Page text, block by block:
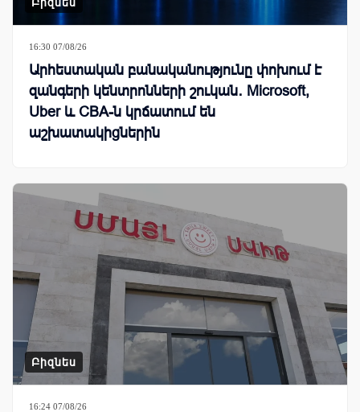
16:30 07/08/26
Արհեստական բանականությունը փոխում է
զանգերի կենտրոնների շուկան․ Microsoft,
Uber և CBA-ն կրճատում են
աշխատակիցներին
Բիզնես
16:24 07/08/26